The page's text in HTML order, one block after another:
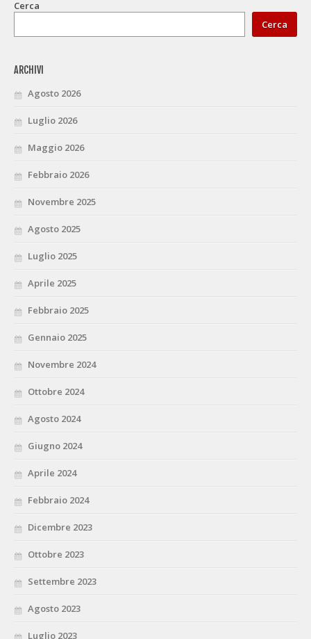
Cerca
Cerca
ARCHIVI
Agosto 2026
Luglio 2026
Maggio 2026
Febbraio 2026
Novembre 2025
Agosto 2025
Luglio 2025
Aprile 2025
Febbraio 2025
Gennaio 2025
Novembre 2024
Ottobre 2024
Agosto 2024
Giugno 2024
Aprile 2024
Febbraio 2024
Dicembre 2023
Ottobre 2023
Settembre 2023
Agosto 2023
Luglio 2023